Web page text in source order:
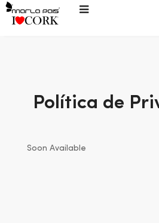
Toggle
☰
Política de
Soon Available